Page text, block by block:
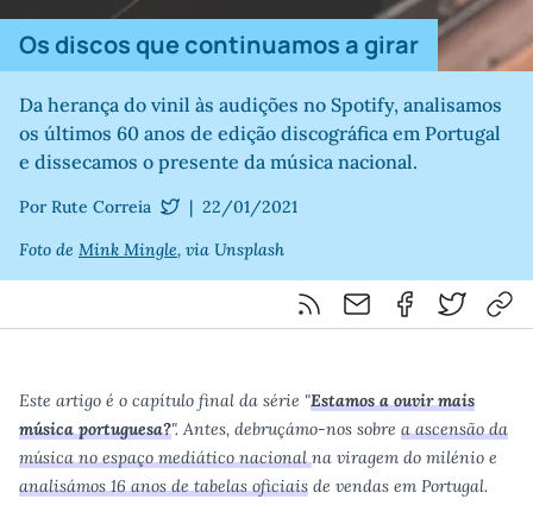
Os discos que continuamos a girar
Da herança do vinil às audições no Spotify, analisamos
os últimos 60 anos de edição discográfica em Portugal
e dissecamos o presente da música nacional.
Por Rute Correia
| 22/01/2021
Foto de Mink Mingle, via Unsplash
Feed RSS
Partilhar por email
Partilhar por
Partilhar
Este artigo é o capítulo final da série "Estamos a ouvir mais
música portuguesa?". Antes, debruçámo-nos sobre a ascensão da
música no espaço mediático nacionalna viragem do milénio e
analisámos 16 anos de tabelas oficiais de vendas em Portugal.